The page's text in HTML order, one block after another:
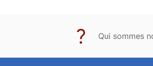
Qui sommes